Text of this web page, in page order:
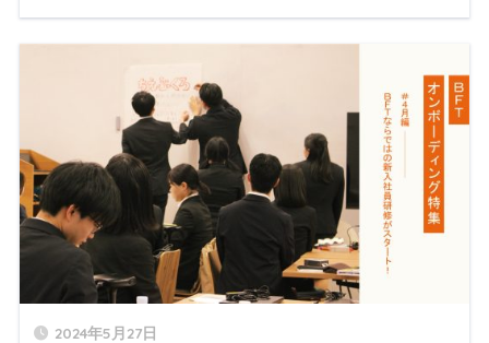
2024年5月27日